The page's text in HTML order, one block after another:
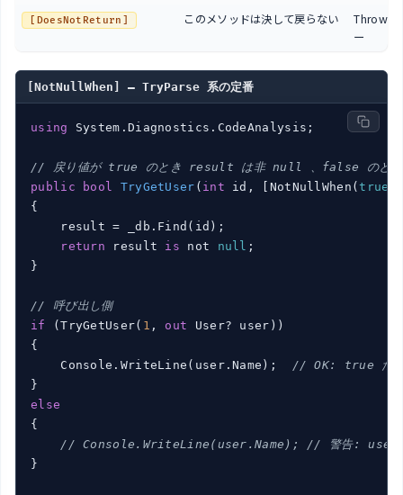
[DoesNotReturn] このメソッドは決して戻らない
Throw
ー
[NotNullWhen] — TryParse 系の定番
using System.Diagnostics.CodeAnalysis;
// 戻り値が true のとき result は非 null 、false のとき
public
bool TryGetUser ( int id, [NotNullWhen(true
{
    result = _db.Find(id);
return result is not null ;
}
// 呼び出し側
if
(TryGetUser( 1 , out User? user))
{
    Console.WriteLine(user.Name);
// OK: true だ
else
{
// Console.WriteLine(user.Name); // 警告: user
}